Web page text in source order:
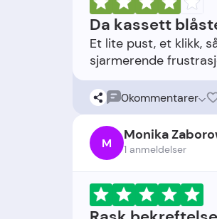
Da kassett
Et lite pust, et klikk,
0kommentarer
M Monika
1 anmeldelser